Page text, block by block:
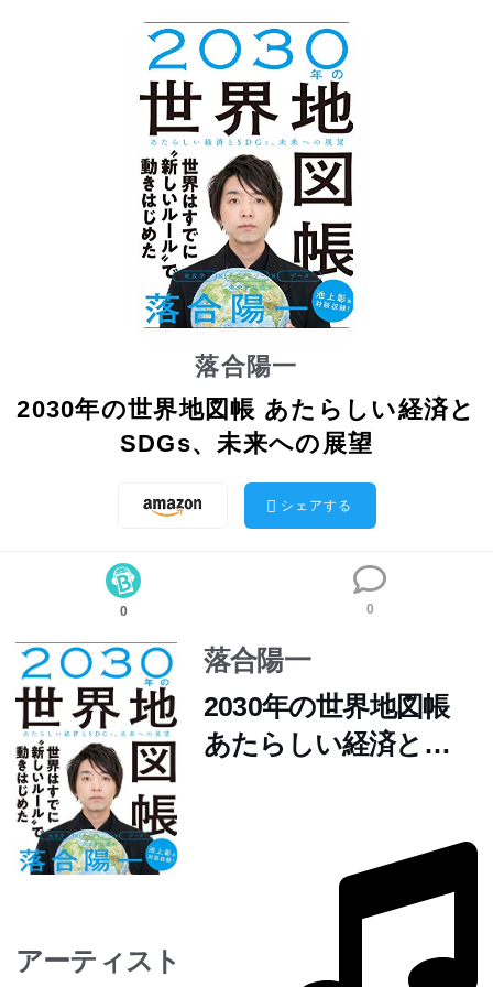
落合陽一
2030年の世界地図帳 あたらしい経済と
SDGs、未来への展望
シェアする
0 0
落合陽一
2030年の世界地図帳
あたらしい経済と
アーティスト